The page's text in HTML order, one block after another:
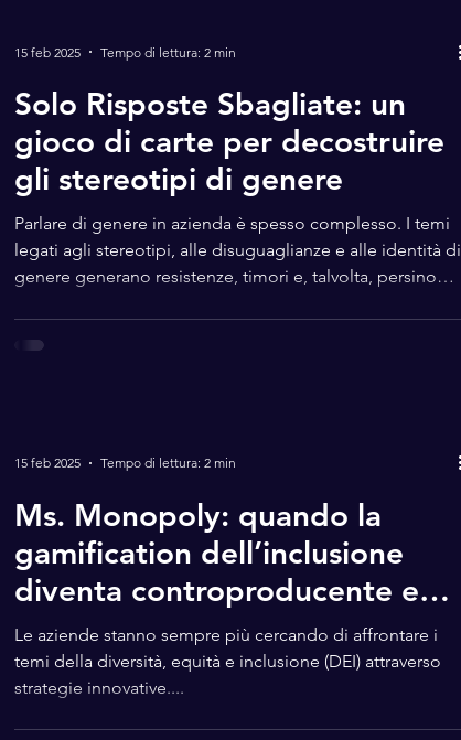
Solo Risposte Sbagliate: un
gioco di carte per decostruire
gli stereotipi di genere
Parlare di genere in azienda è spesso complesso. I temi
legati agli stereotipi, alle disuguaglianze e alle identità di
genere generano resistenze, timori e, talvolta, persino
affronta il tema del genere e degli stereotipi in modo
15 feb 2025 Tempo di lettura: 2 min
Ms. Monopoly: quando la
gamification dell’inclusione
diventa controproducente e
semplifica troppo il gender pay
gap
Le aziende stanno sempre più cercando di affrontare i
temi della diversità, equità e inclusione (DEI) attraverso
strategie innovative....
15 feb 2025 Tempo di lettura: 2 min